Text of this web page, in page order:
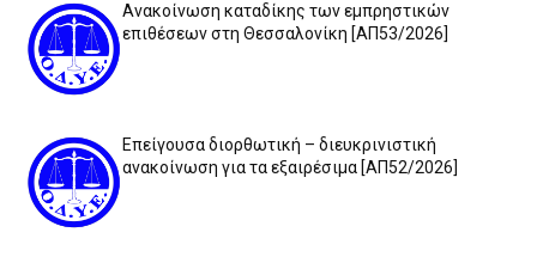
Ανακοίνωση καταδίκης των εμπρηστικών
επιθέσεων στη Θεσσαλονίκη [ΑΠ53/2026]
Επείγουσα διορθωτική – διευκρινιστική
ανακοίνωση για τα εξαιρέσιμα [ΑΠ52/2026]